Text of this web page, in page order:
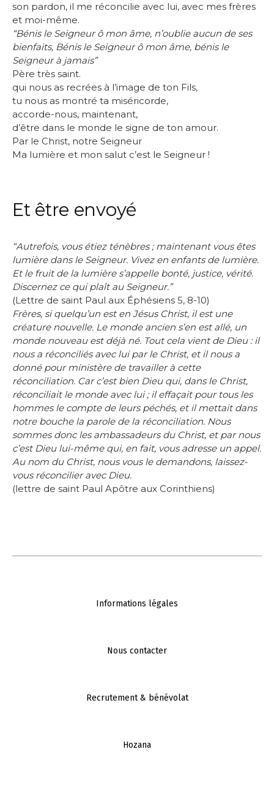
son pardon, il me réconcilie avec lui, avec mes frères
et moi-même.
“Bénis le Seigneur ô mon âme, n’oublie aucun de ses
bienfaits, Bénis le Seigneur ô mon âme, bénis le
Seigneur à jamais”
Père très saint.
qui nous as recrées à l’image de ton Fils,
tu nous as montré ta miséricorde,
accorde-nous, maintenant,
d’être dans le monde le signe de ton amour.
Par le Christ, notre Seigneur
Ma lumière et mon salut c’est le Seigneur !
Et être envoyé
“Autrefois, vous étiez ténèbres ; maintenant vous êtes
lumière dans le Seigneur. Vivez en enfants de lumière.
Et le fruit de la lumière s’appelle bonté, justice, vérité.
Discernez ce qui plaît au Seigneur.”
(Lettre de saint Paul aux Éphésiens 5, 8-10)
Frères, si quelqu’un est en Jésus Christ, il est une
créature nouvelle. Le monde ancien s’en est allé, un
monde nouveau est déjà né. Tout cela vient de Dieu : il
nous a réconciliés avec lui par le Christ, et il nous a
donné pour ministère de travailler à cette
réconciliation. Car c’est bien Dieu qui, dans le Christ,
réconciliait le monde avec lui ; il effaçait pour tous les
hommes le compte de leurs péchés, et il mettait dans
notre bouche la parole de la réconciliation. Nous
sommes donc les ambassadeurs du Christ, et par nous
c’est Dieu lui-même qui, en fait, vous adresse un appel.
Au nom du Christ, nous vous le demandons, laissez-
vous réconcilier avec Dieu.
(lettre de saint Paul Apôtre aux Corinthiens)
Informations légales
Nous contacter
Recrutement & bénévolat
Hozana